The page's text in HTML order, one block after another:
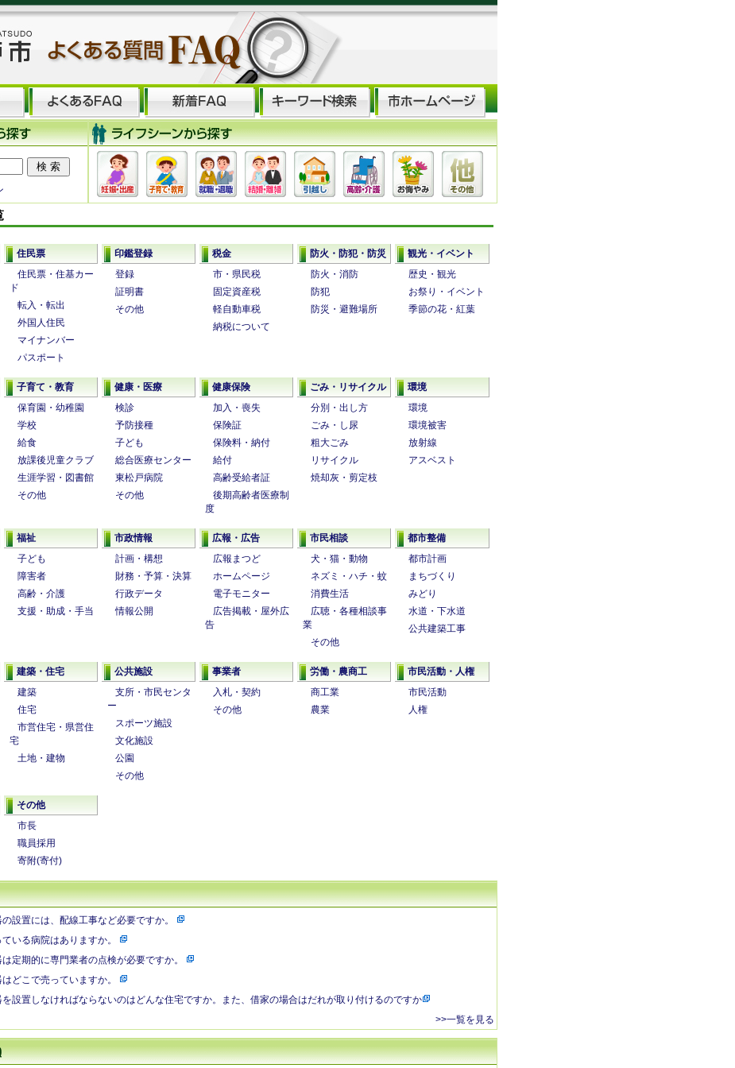
住民票
住民票・住基カー
ド
転入・転出
外国人住民
マイナンバー
パスポート
印鑑登録
登録
証明書
その他
税金
市・県民税
固定資産税
軽自動車税
納税について
防火・防犯・防災
防火・消防
防犯
防災・避難場所
観光・イベント
歴史・観光
お祭り・イベント
季節の花・紅葉
子育て・教育
保育園・幼稚園
学校
給食
放課後児童クラブ
生涯学習・図書館
その他
健康・医療
検診
予防接種
子ども
総合医療センター
東松戸病院
その他
健康保険
加入・喪失
保険証
保険料・納付
給付
高齢受給者証
後期高齢者医療制
度
ごみ・リサイクル
分別・出し方
ごみ・し尿
粗大ごみ
リサイクル
焼却灰・剪定枝
環境
環境
環境被害
放射線
アスベスト
福祉
子ども
障害者
高齢・介護
支援・助成・手当
市政情報
計画・構想
財務・予算・決算
行政データ
情報公開
広報・広告
広報まつど
ホームページ
電子モニター
広告掲載・屋外広
告
市民相談
犬・猫・動物
ネズミ・ハチ・蚊
消費生活
広聴・各種相談事
業
その他
都市整備
都市計画
まちづくり
みどり
水道・下水道
公共建築工事
建築・住宅
建築
住宅
市営住宅・県営住
宅
土地・建物
公共施設
支所・市民センタ
ー
スポーツ施設
文化施設
公園
その他
事業者
入札・契約
その他
労働・農商工
商工業
農業
市民活動・人権
市民活動
人権
その他
市長
職員採用
寄附(寄付)
設置には、配線工事など必要ですか。
いる病院はありますか。
定期的に専門業者の点検が必要ですか。
どこで売っていますか。
設置しなければならないのはどんな住宅ですか。また、借家の場合はだれが取り付けるのですか
>>一覧を見る